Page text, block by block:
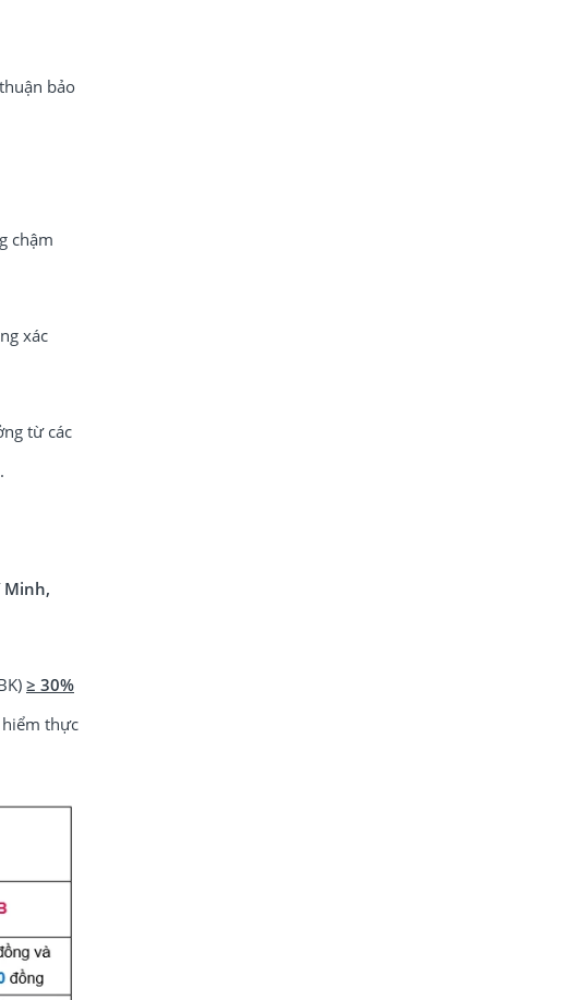
bảo
chậm
xác
từ các
Minh,
≥ 30%
hiểm thực